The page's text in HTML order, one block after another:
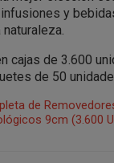
y
cajas de 3.600
de 50
de
9cm (3.600